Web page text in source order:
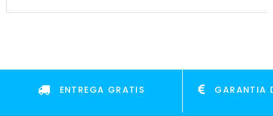
ENTREGA GRATIS GARANTIA